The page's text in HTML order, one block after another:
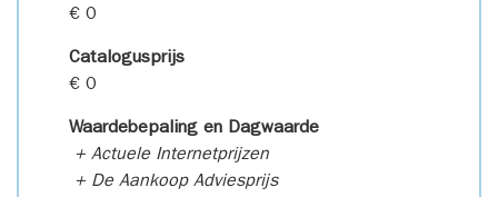
€ 0
Catalogusprijs
€ 0
Waardebepaling en Dagwaarde
+ Actuele Internetprijzen
+ De Aankoop Adviesprijs